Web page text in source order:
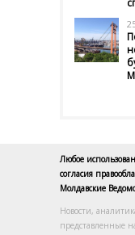
Любое
согласия
Молдавские
Новости,
представленные